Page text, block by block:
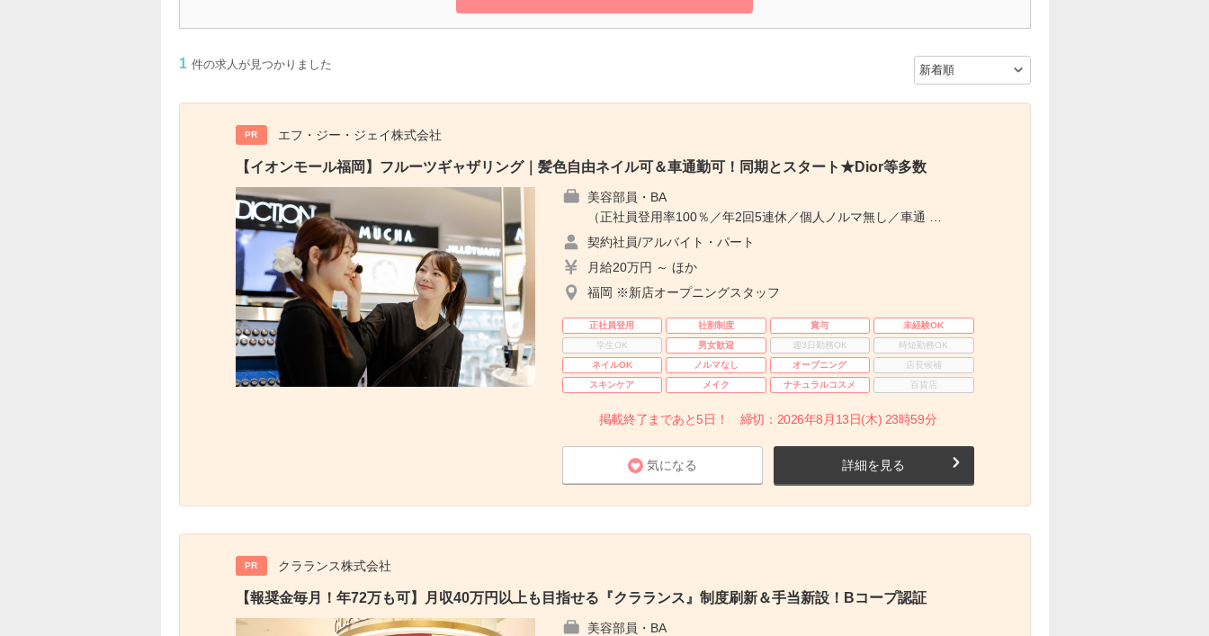
1 件の求人が見つかりました
PR エフ・ジー・ジェイ株式会社
【イオンモール福岡】フルーツギャザリング｜髪色自由ネイル可＆車通勤可！同期とスタート★Dior等多数
美容部員・BA
（正社員登用率100％／年2回5連休／個人ノルマ無し／車通 …
契約社員/アルバイト・パート
月給20万円 ～ ほか
福岡 ※新店オープニングスタッフ
正社員登用 社割制度 賞与
未経験OK
学生OK
男女歓迎 週3日勤務OK
時短勤務OK
ネイルOK
ノルマなし オープニング
店長候補
スキンケア
メイク ナチュラルコスメ 百貨店
掲載終了まであと5日！ 締切：2026年8月13日(木) 23時59分
気になる 詳細を見る
PR クラランス株式会社
【報奨金毎月！年72万も可】月収40万円以上も目指せる『クラランス』制度刷新＆手当新設！Bコープ認証
美容部員・BA